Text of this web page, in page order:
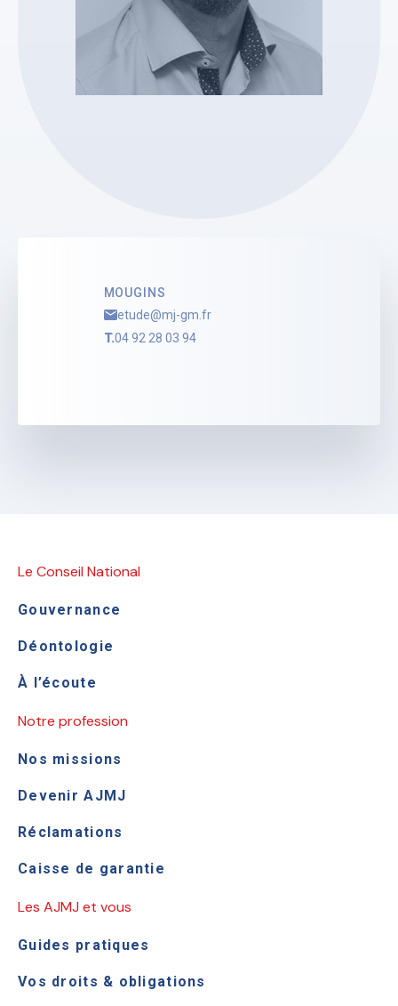
MOUGINS
etude@mj-gm.fr
T.04 92 28 03 94
Le Conseil National
Gouvernance
Déontologie
À l’écoute
Notre profession
Nos missions
Devenir AJMJ
Réclamations
Caisse de garantie
Les AJMJ et vous
Guides pratiques
Vos droits & obligations